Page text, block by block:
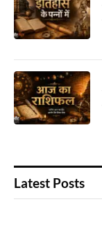
Latest Posts